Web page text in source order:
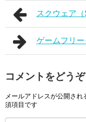
スクウェア
ゲームフリ
コメントをどうぞ
メールアドレスが公開され
須項目です